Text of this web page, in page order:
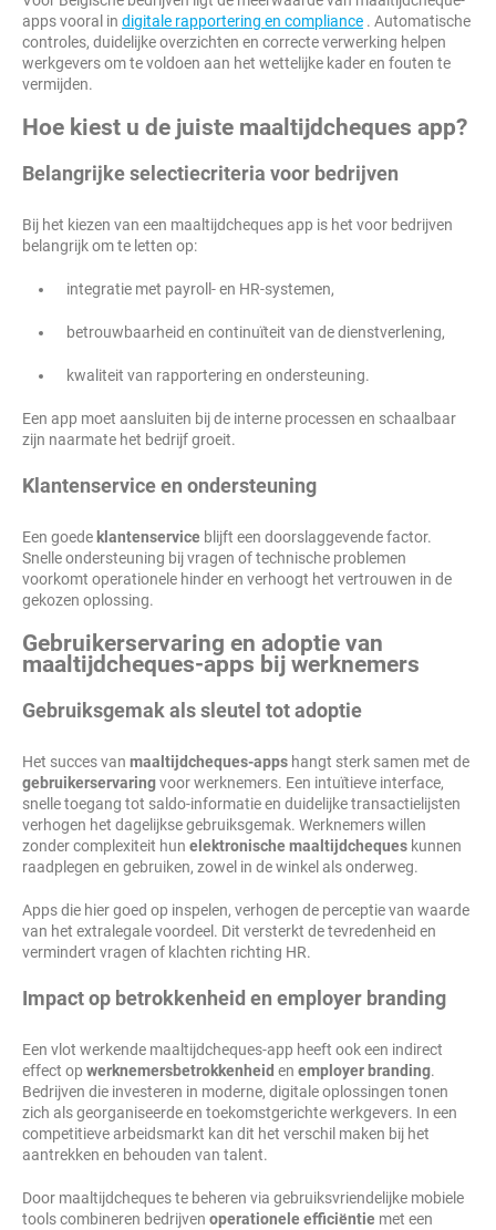
apps vooral in digitale rapportering en compliance . Automatische
controles, duidelijke overzichten en correcte verwerking helpen
werkgevers om te voldoen aan het wettelijke kader en fouten te
vermijden.
Hoe kiest u de juiste maaltijdcheques app?
Belangrijke selectiecriteria voor bedrijven
Bij het kiezen van een maaltijdcheques app is het voor bedrijven
belangrijk om te letten op:
integratie met payroll- en HR-systemen,
betrouwbaarheid en continuïteit van de dienstverlening,
kwaliteit van rapportering en ondersteuning.
Een app moet aansluiten bij de interne processen en schaalbaar
zijn naarmate het bedrijf groeit.
Klantenservice en ondersteuning
Een goede klantenservice blijft een doorslaggevende factor.
Snelle ondersteuning bij vragen of technische problemen
voorkomt operationele hinder en verhoogt het vertrouwen in de
gekozen oplossing.
Gebruikerservaring en adoptie van
maaltijdcheques-apps bij werknemers
Gebruiksgemak als sleutel tot adoptie
Het succes van maaltijdcheques-apps hangt sterk samen met de
gebruikerservaringvoor werknemers. Een intuïtieve interface,
snelle toegang tot saldo-informatie en duidelijke transactielijsten
verhogen het dagelijkse gebruiksgemak. Werknemers willen
zonder complexiteit hun elektronische maaltijdcheques kunnen
raadplegen en gebruiken, zowel in de winkel als onderweg.
Apps die hier goed op inspelen, verhogen de perceptie van waarde
van het extralegale voordeel. Dit versterkt de tevredenheid en
vermindert vragen of klachten richting HR.
Impact op betrokkenheid en employer branding
Een vlot werkende maaltijdcheques-app heeft ook een indirect
effect op werknemersbetrokkenheid en employer branding.
Bedrijven die investeren in moderne, digitale oplossingen tonen
zich als georganiseerde en toekomstgerichte werkgevers. In een
competitieve arbeidsmarkt kan dit het verschil maken bij het
aantrekken en behouden van talent.
Door maaltijdcheques te beheren via gebruiksvriendelijke mobiele
tools combineren bedrijven operationele efficiëntie met een